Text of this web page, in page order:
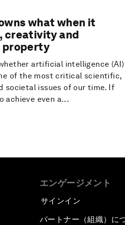
what when it
creativity and
artificial intelligence (AI)
of the most critical scientific,
societal issues of our time. If
achieve even a...
エンゲージメント
サインイン
パートナー（組織）に